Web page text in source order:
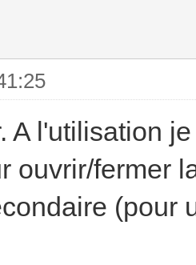
A l'utilisation
ouvrir/fermer
(pour